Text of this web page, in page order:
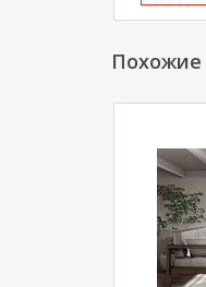
Похожие